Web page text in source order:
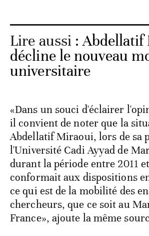
Lire aussi :Abdellatif
décline le nouveau
universitaire
«Dans un souci d'éclairer
il convient de noter que la
Abdellatif Miraoui, lors de sa
l'Université Cadi Ayyad de
durant la période entre 2011
conformait aux dispositions
ce qui est de la mobilité des
chercheurs, que ce soit au
France», ajoute la même